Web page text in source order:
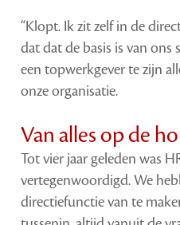
“Klopt. Ik zit zelf in de
dat dat de basis is van ons
een topwerkgever te zijn
onze organisatie.
Van alles op de
Tot vier jaar geleden was
vertegenwoordigd. We
directiefunctie van te